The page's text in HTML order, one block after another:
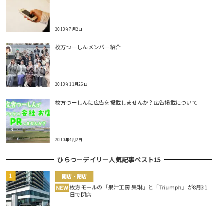
2013年7月2日
枚方つーしんメンバー紹介
2013年11月26日
枚方つーしんに広告を掲載しませんか？広告掲載について
2010年4月2日
ひらつーデイリー人気記事ベスト15
開店・閉店
NEW 枚方モールの「果汁工房 果琳」と「Triumph」が8月31
日で閉店